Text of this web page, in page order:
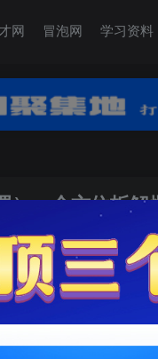
网 冒泡网 学习资料
，全方位拆